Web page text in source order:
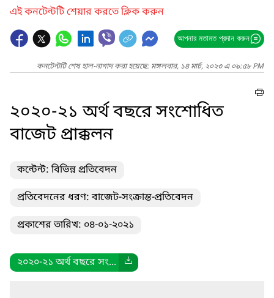
এই কনটেন্টটি শেয়ার করতে ক্লিক করুন
আপনার মতামত প্রদান করুন
কনটেন্টটি শেষ হাল-নাগাদ করা হয়েছে: মঙ্গলবার, ১৪ মার্চ, ২০২৩ এ ০৯:৫৮ PM
২০২০-২১ অর্থ বছরে সংশোধিত
বাজেট প্রাক্কলন
কন্টেন্ট: বিভিন্ন প্রতিবেদন
প্রতিবেদনের ধরণ: বাজেট-সংক্রান্ত-প্রতিবেদন
প্রকাশের তারিখ: ০৪-০১-২০২১
২০২০-২১ অর্থ বছরে সং...